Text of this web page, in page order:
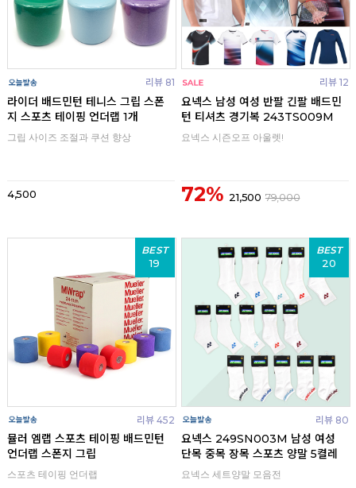
리뷰 81
라이더 배드민턴 테니스 그립 스폰
지 스포츠 테이핑 언더랩 1개
그립 사이즈 조절과 쿠션 향상
4,500
리뷰 12
요넥스 남성 여성 반팔 긴팔 배드민
턴 티셔츠 경기복 243TS009M
요넥스 시즌오프 아울렛!
72% 21,500 79,000
BEST
19
리뷰 452
뮬러 엠랩 스포츠 테이핑 배드민턴
언더랩 스폰지 그립
스포츠 테이핑 언더랩
BEST
20
리뷰 80
요넥스 249SN003M 남성 여성
단목 중목 장목 스포츠 양말 5켤레
요넥스 세트양말 모음전